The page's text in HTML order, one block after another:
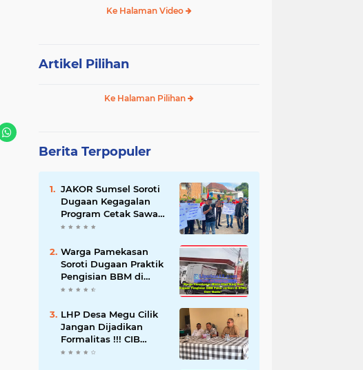
Ke Halaman Video
Artikel Pilihan
Ke Halaman Pilihan
Berita Terpopuler
JAKOR Sumsel Soroti
Dugaan Kegagalan
Program Cetak Sawah
Rp105 Miliar di Ogan
Pertanian Mundur
Warga Pamekasan
Soroti Dugaan Praktik
Pengisian BBM di
SPBU Cem Manis,
Pengawasan
LHP Desa Megu Cilik
Jangan Dijadikan
Formalitas !!! CIB
Desak Inspektorat